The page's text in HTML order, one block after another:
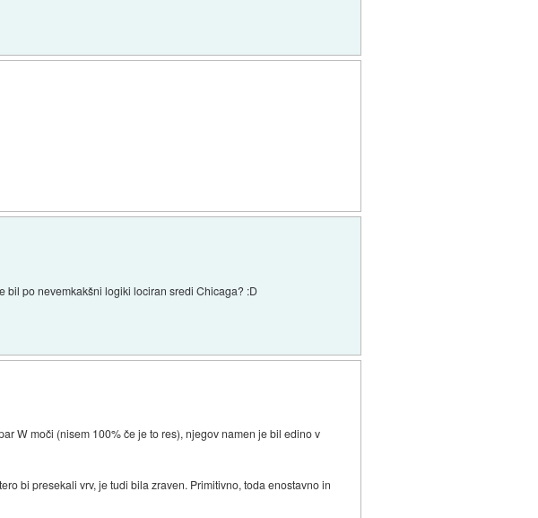
bil po nevemkakšni logiki lociran sredi Chicaga? :D
W moči (nisem 100% če je to res), njegov namen je bil edino v
bi presekali vrv, je tudi bila zraven. Primitivno, toda enostavno in